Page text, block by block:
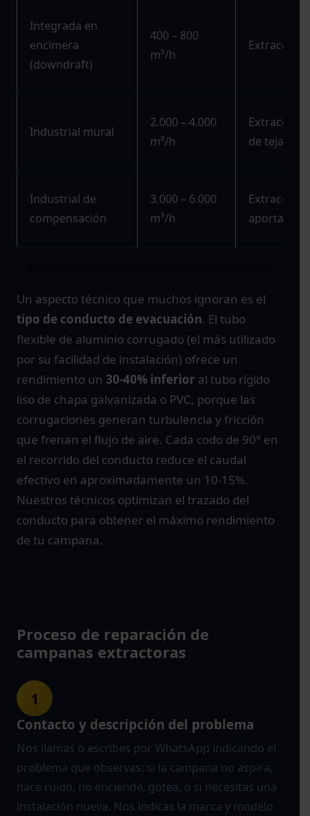
Integrada en
encimera
(downdraft)
400 – 800
m³/h
Extracción
Industrial mural
2.000 – 4.000
m³/h
Extracción
de tejado
Industrial de
compensación
3.000 – 6.000
m³/h
Extracción
aportación
Un aspecto técnico que muchos ignoran es el
tipo de conducto de evacuación. El tubo
flexible de aluminio corrugado (el más utilizado
por su facilidad de instalación) ofrece un
rendimiento un 30-40% inferior al tubo rígido
liso de chapa galvanizada o PVC, porque las
corrugaciones generan turbulencia y fricción
que frenan el flujo de aire. Cada codo de 90° en
el recorrido del conducto reduce el caudal
efectivo en aproximadamente un 10-15%.
Nuestros técnicos optimizan el trazado del
conducto para obtener el máximo rendimiento
de tu campana.
Proceso de reparación de
campanas extractoras
1
Contacto y descripción del problema
Nos llamas o escribes por WhatsApp indicando el
problema que observas: si la campana no aspira,
hace ruido, no enciende, gotea, o si necesitas una
instalación nueva. Nos indicas la marca y modelo